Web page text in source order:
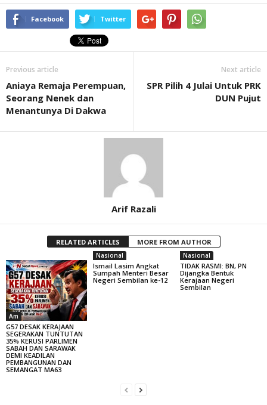
Facebook Twitter
Previous article
Aniaya Remaja Perempuan,
Seorang Nenek dan
Menantunya Di Dakwa
Next article
SPR Pilih 4 Julai Untuk PRK
DUN Pujut
Arif Razali
RELATED ARTICLES MORE FROM AUTHOR
Am
G57 DESAK KERAJAAN
SEGERAKAN TUNTUTAN
35% KERUSI PARLIMEN
SABAH DAN SARAWAK
DEMI KEADILAN
PEMBANGUNAN DAN
SEMANGAT MA63
Nasional
Ismail Lasim Angkat
Sumpah Menteri Besar
Negeri Sembilan ke-12
Nasional
TIDAK RASMI: BN, PN
Dijangka Bentuk
Kerajaan Negeri
Sembilan